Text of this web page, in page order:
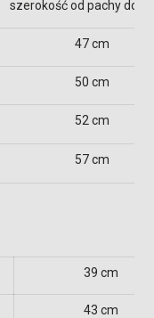
szerokość od pachy do
47 cm
50 cm
52 cm
57 cm
39 cm
43 cm